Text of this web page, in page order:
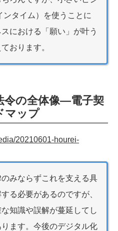
タイム）を使うことに
における「願い」が叶う
おります。
令の全体像—電子契
マップ
20210601-hourei-
みならずこれを支える具
る必要があるのですが、
知識や誤解が蔓延してし
ます。今後のデジタル化